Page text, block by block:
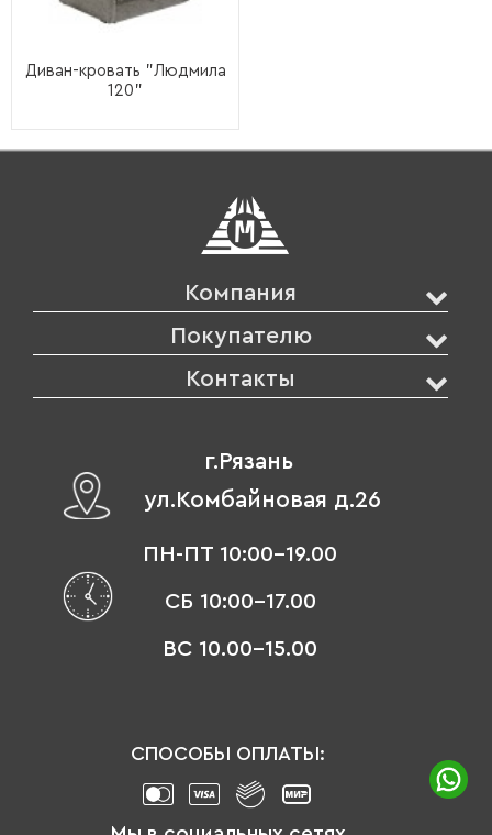
Диван-кровать "Людмила
120"
Компания
Покупателю
Контакты
г.Рязань
ул.Комбайновая д.26
ПН-ПТ 10:00-19.00
СБ 10:00-17.00
ВС 10.00-15.00
СПОСОБЫ ОПЛАТЫ: